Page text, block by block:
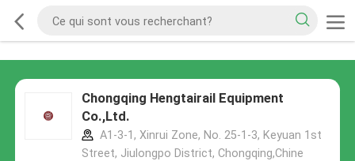
Chongqing Hengtairail Equipment
Co.,Ltd.
A1-3-1, Xinrui Zone, No. 25-1-3, Keyuan 1st
Street, Jiulongpo District, Chongqing,Chine